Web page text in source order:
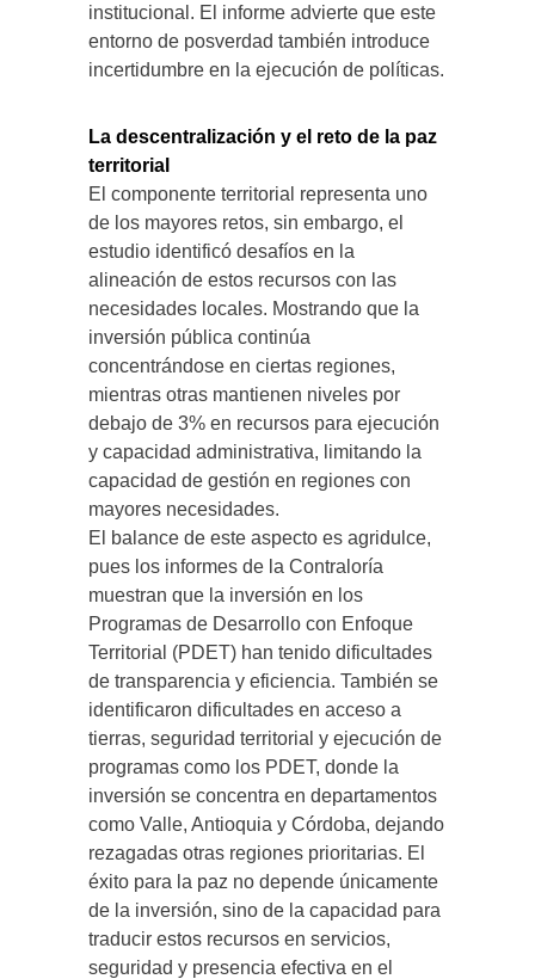
institucional. El informe advierte que este
entorno de posverdad también introduce
incertidumbre en la ejecución de políticas.
La descentralización y el reto de la paz
territorial
El componente territorial representa uno
de los mayores retos, sin embargo, el
estudio identificó desafíos en la
alineación de estos recursos con las
necesidades locales. Mostrando que la
inversión pública continúa
concentrándose en ciertas regiones,
mientras otras mantienen niveles por
debajo de 3% en recursos para ejecución
y capacidad administrativa, limitando la
capacidad de gestión en regiones con
mayores necesidades.
El balance de este aspecto es agridulce,
pues los informes de la Contraloría
muestran que la inversión en los
Programas de Desarrollo con Enfoque
Territorial (PDET) han tenido dificultades
de transparencia y eficiencia. También se
identificaron dificultades en acceso a
tierras, seguridad territorial y ejecución de
programas como los PDET, donde la
inversión se concentra en departamentos
como Valle, Antioquia y Córdoba, dejando
rezagadas otras regiones prioritarias. El
éxito para la paz no depende únicamente
de la inversión, sino de la capacidad para
traducir estos recursos en servicios,
seguridad y presencia efectiva en el